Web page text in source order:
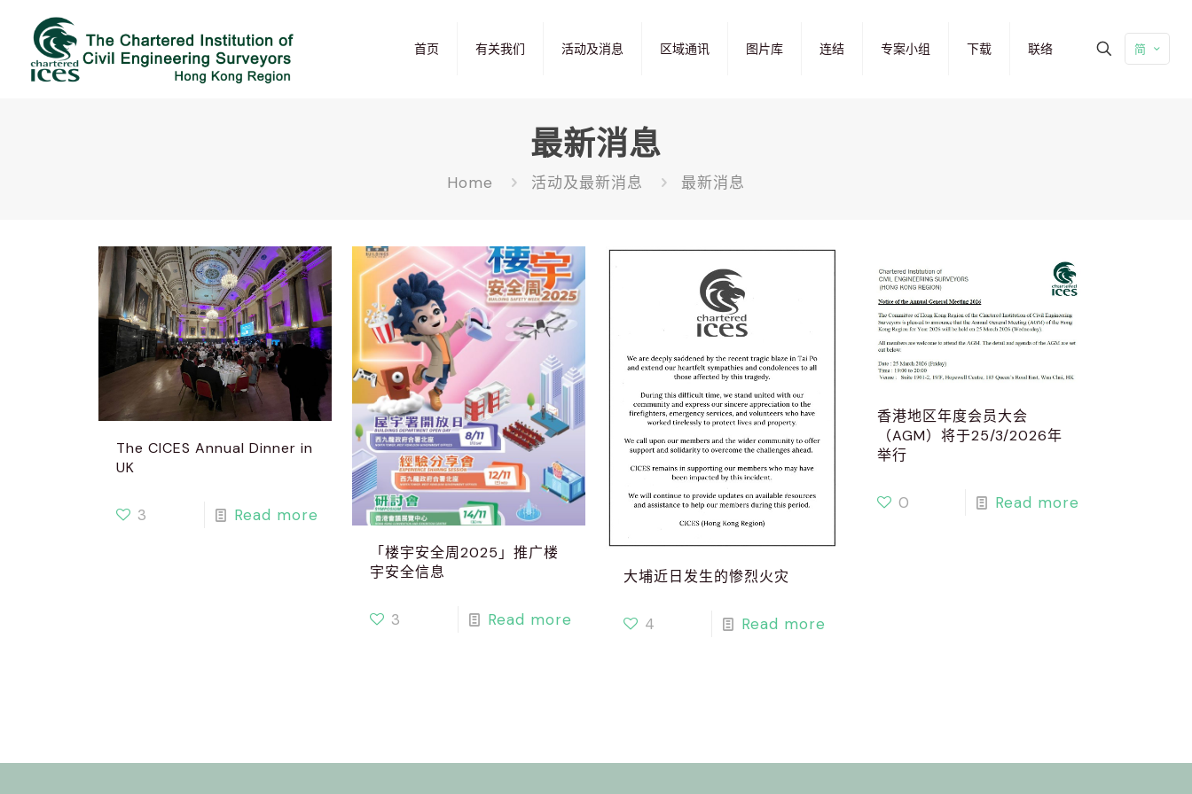
首页 有关我们 活动及消息 区域通讯 图片库 连结 专案小组 下载 联络 简
最新消息
Home 活动及最新消息 最新消息
The CICES Annual Dinner in
UK
3 Read more
「楼宇安全周2025」推广楼
宇安全信息
3 Read more
大埔近日发生的惨烈火灾
4 Read more
香港地区年度会员大会
（AGM）将于25/3/2026年
举行
0 Read more